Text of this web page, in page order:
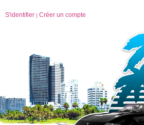
S'identifier | Créer un compte